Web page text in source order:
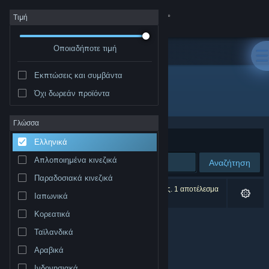
Σύνδεση
Κατάστημα
Σχετικά
Υποστήριξη
Αλλαγή γλώσσας
Προβολή ιστοσελίδας για υπολογιστές
Τιμή
Οποιαδήποτε τιμή
Εκπτώσεις και συμβάντα
Όχι δωρεάν προϊόντα
Γλώσσα
Ελληνικά
Απλοποιημένα κινεζικά
Παραδοσιακά κινεζικά
Ιαπωνικά
Κορεατικά
Ταϊλανδικά
Αραβικά
Δημιουργός: David Czarnowski
Ταξινόμηση ανά
Αναζήτηση
0 αποτελέσματα ταιριάζουν με την αναζήτησή σας. 1 αποτέλεσμα
αποκλείστηκε βάσει των προτιμήσεών σας.